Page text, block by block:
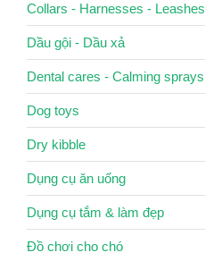
Collars - Harnesses - Leashes
Dầu gội - Dầu xả
Dental cares - Calming sprays
Dog toys
Dry kibble
Dụng cụ ăn uống
Dụng cụ tắm & làm đẹp
Đồ chơi cho chó